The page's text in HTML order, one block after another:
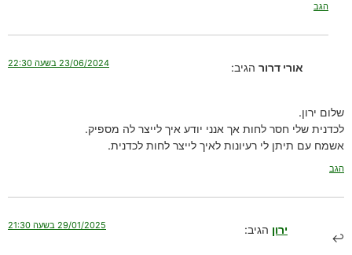
הגב
אורי דרור הגיב: 23/06/2024 בשעה 22:30
שלום ירון.
לכדנית שלי חסר לחות אך אנני יודע איך לייצר לה מספיק.
אשמח עם תיתן לי רעיונות לאיך לייצר לחות לכדנית.
הגב
ירון הגיב: 29/01/2025 בשעה 21:30